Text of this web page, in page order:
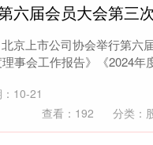
六届会员大会第三
京上市公司协会举行第六
事会工作报告》《2024年
10-21
查看： 192 分类：